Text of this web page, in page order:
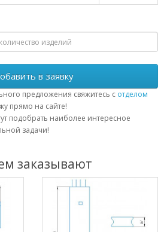
в заявку
предложения свяжитесь с отделом
прямо на сайте!
подобрать наиболее интересное
задачи!
заказывают